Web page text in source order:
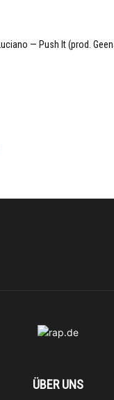
Luciano — Push It (prod.
ÜBER UNS